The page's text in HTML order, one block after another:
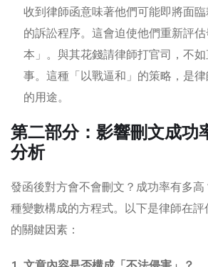
收到律師函意味著他們可能即將面
的訴訟程序。這會迫使他們重新評
本」。與其花錢請律師打官司，不
事。這種「以戰逼和」的策略，是
的用途。
第二部分：影響刪文成功
分析
發函後對方會不會刪文？成功率有多
種變數構成的方程式。以下是律師在
的關鍵因素：